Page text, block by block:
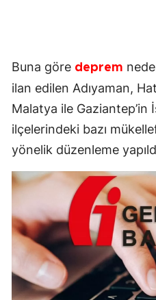
Buna göre deprem
ilan edilen Adıyaman,
Malatya ile Gaziantep’in
ilçelerindeki bazı
yönelik düzenleme